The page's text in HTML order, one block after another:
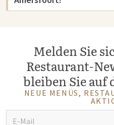
Melden Sie
Restaurant-
bleiben Sie auf
NEUE MENÜS,